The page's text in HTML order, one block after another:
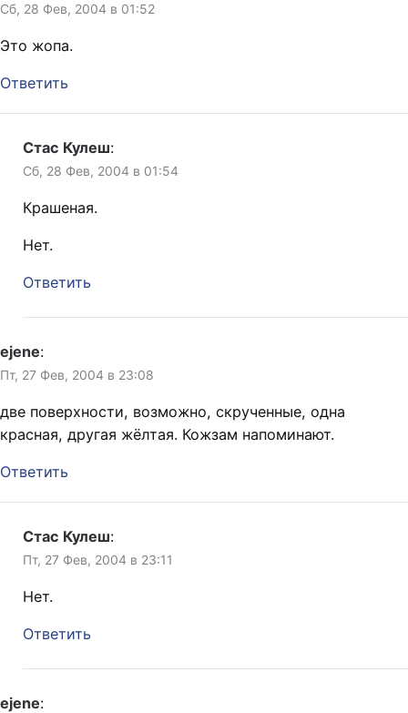
Сб, 28 Фев, 2004 в 01:52
Это жопа.
Ответить
Стас Кулеш:
Сб, 28 Фев, 2004 в 01:54
Крашеная.
Нет.
Ответить
ejene:
Пт, 27 Фев, 2004 в 23:08
две поверхности, возможно, скрученные, одна
красная, другая жёлтая. Кожзам напоминают.
Ответить
Стас Кулеш:
Пт, 27 Фев, 2004 в 23:11
Нет.
Ответить
ejene: